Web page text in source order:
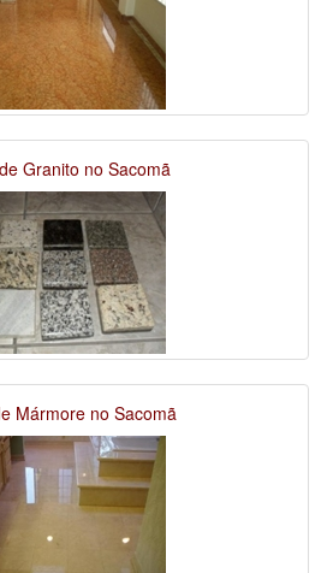
Granito no Sacomã
Mármore no Sacomã